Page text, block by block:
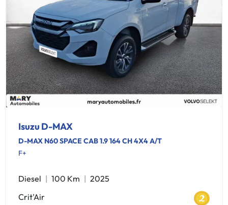
Isuzu D-MAX
D-MAX N60 SPACE CAB 1.9 164 CH 4X4 A/T
F+
Diesel 100 Km
2025
Crit'Air